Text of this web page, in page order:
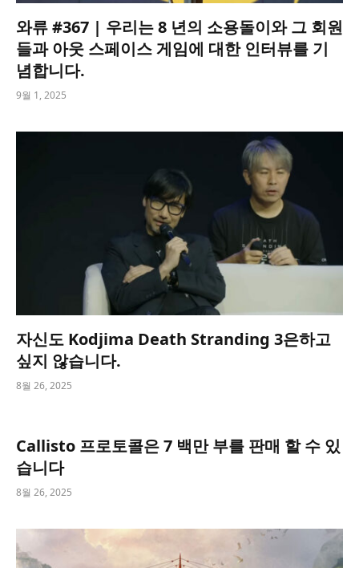
와류 #367 | 우리는 8 년의 소용돌이와 그 회원
들과 아웃 스페이스 게임에 대한 인터뷰를 기
념합니다.
9월 1, 2025
자신도 Kodjima Death Stranding 3은하고
싶지 않습니다.
8월 26, 2025
Callisto 프로토콜은 7 백만 부를 판매 할 수 있
습니다
8월 26, 2025